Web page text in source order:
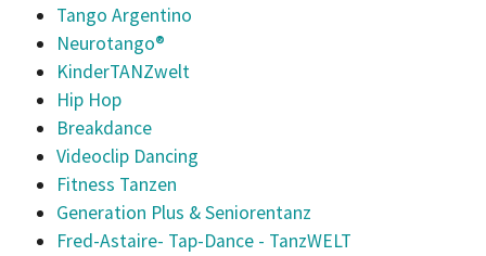
Tango Argentino
Neurotango®
KinderTANZwelt
Hip Hop
Breakdance
Videoclip Dancing
Fitness Tanzen
Generation Plus & Seniorentanz
Fred-Astaire- Tap-Dance - TanzWELT